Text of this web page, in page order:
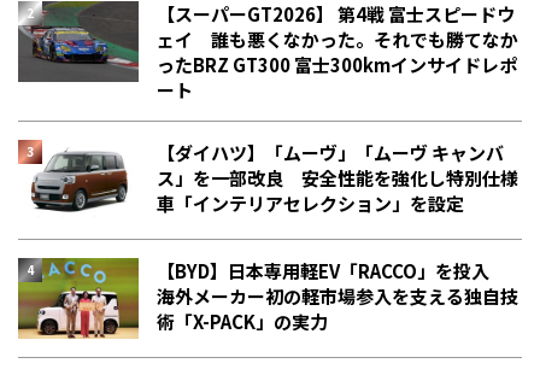
【スーパーGT2026】 第4戦 富士スピードウ
ェイ 誰も悪くなかった。それでも勝てなか
った――BRZ GT300 富士300kmインサイドレポ
ート
【ダイハツ】「ムーヴ」「ムーヴ キャンバ
ス」を一部改良 安全性能を強化し特別仕様
車「インテリアセレクション」を設定
【BYD】日本専用軽EV「RACCO」を投入
海外メーカー初の軽市場参入を支える独自技
術「X-PACK」の実力